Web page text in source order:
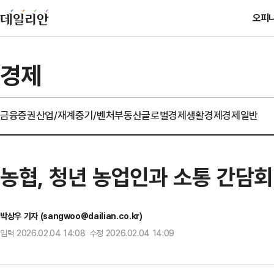
오피
경제
금융증권산업/재계중기/벤처부동산글로벌경제생활경제경제일반
농협, 청년 농업인과 소통 간담
박상우 기자 (sangwoo@dailian.co.kr)
입력 2026.02.04 14:08 수정 2026.02.04 14:09